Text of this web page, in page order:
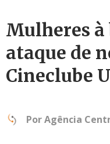
Mulheres à
ataque de
Cineclube
PorAgência